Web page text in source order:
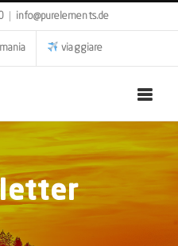
info@purelements.de
viaggiare